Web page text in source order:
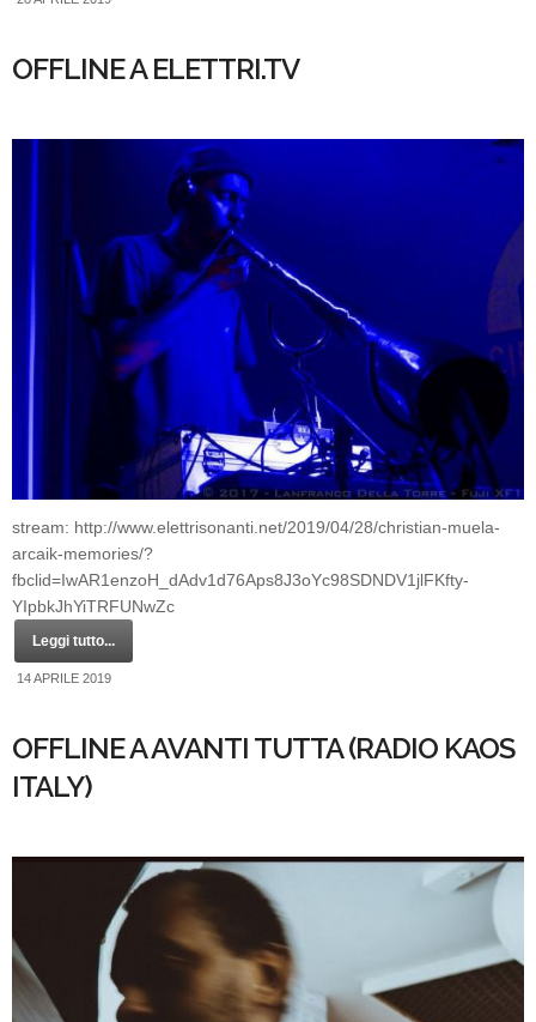
OFFLINE A ELETTRI.TV
stream: http://www.elettrisonanti.net/2019/04/28/christian-muela-
arcaik-memories/?
fbclid=IwAR1enzoH_dAdv1d76Aps8J3oYc98SDNDV1jlFKfty-
YIpbkJhYiTRFUNwZc
Leggi tutto...
14 APRILE 2019
OFFLINE A AVANTI TUTTA (RADIO KAOS
ITALY)